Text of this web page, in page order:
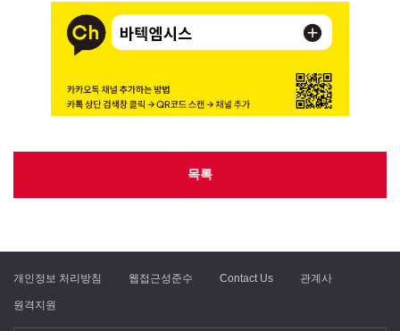
목록
개인정보 처리방침 웹접근성준수 Contact Us 관계사
원격지원